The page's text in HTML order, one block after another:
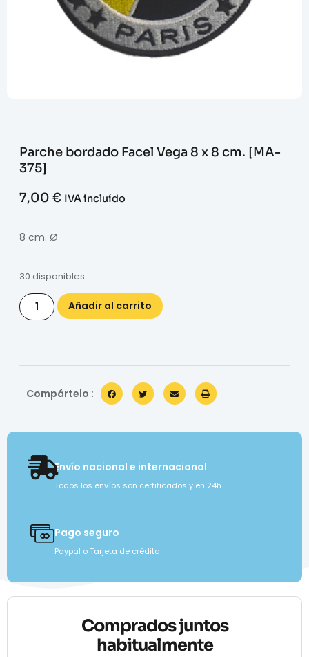
Parche bordado Facel Vega 8 x 8 cm. [MA-
375]
7,00 € IVA incluído
8 cm. Ø
30 disponibles
Añadir al carrito
Compártelo :
Envío nacional e internacional
Todos los envíos son certificados y en 24h
Pago seguro
Paypal o Tarjeta de crédito
Comprados juntos
habitualmente